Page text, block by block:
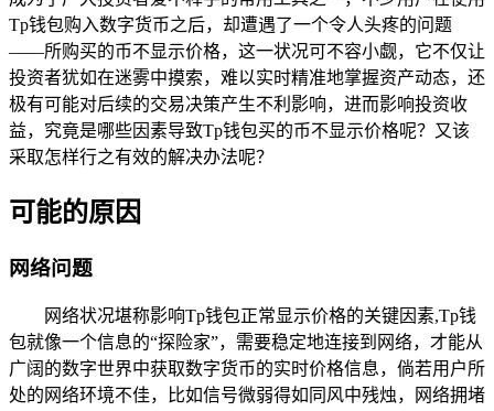
Tp钱包购入数字货币之后，却遭遇了一个令人头疼的问题
——所购买的币不显示价格，这一状况可不容小觑，它不仅让
投资者犹如在迷雾中摸索，难以实时精准地掌握资产动态，还
极有可能对后续的交易决策产生不利影响，进而影响投资收
益，究竟是哪些因素导致Tp钱包买的币不显示价格呢？又该
采取怎样行之有效的解决办法呢？
可能的原因
网络问题
网络状况堪称影响Tp钱包正常显示价格的关键因素,Tp钱
包就像一个信息的“探险家”，需要稳定地连接到网络，才能从
广阔的数字世界中获取数字货币的实时价格信息，倘若用户所
处的网络环境不佳，比如信号微弱得如同风中残烛，网络拥堵